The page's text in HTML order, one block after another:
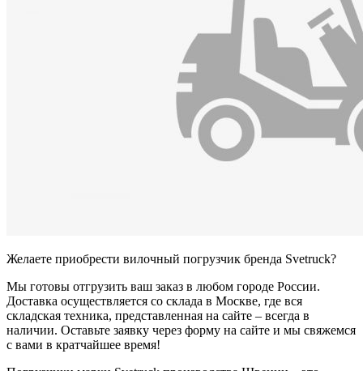
Желаете приобрести вилочный погрузчик бренда Svetruck?
Мы готовы отгрузить ваш заказ в любом городе России.
Доставка осуществляется со склада в Москве, где вся
складская техника, представленная на сайте – всегда в
наличии. Оставьте заявку через форму на сайте и мы свяжемся
с вами в кратчайшее время!